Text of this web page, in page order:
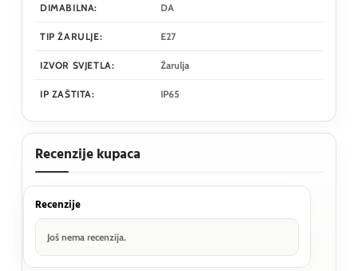
DIMABILNA: DA
TIP ŽARULJE: E27
IZVOR SVJETLA: Žarulja
IP ZAŠTITA: IP65
Recenzije kupaca
Recenzije
Još nema recenzija.